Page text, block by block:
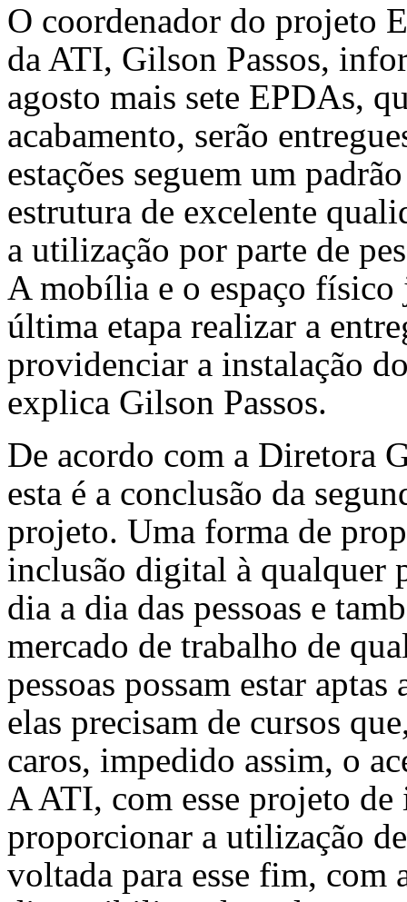
O coordenador do projeto
da ATI, Gilson Passos,
agosto mais sete EPDAs,
acabamento, serão
estações seguem um
estrutura de excelente
a utilização por parte de
A mobília e o espaço físico
última etapa realizar a
providenciar a instalação
explica Gilson Passos.
De acordo com a Diretora
esta é a conclusão da
projeto. Uma forma de
inclusão digital à qualquer
dia a dia das pessoas e
mercado de trabalho de
pessoas possam estar
elas precisam de cursos
caros, impedido assim, o
A ATI, com esse projeto
proporcionar a utilização
voltada para esse fim, com